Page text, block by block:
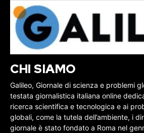
CHI SIAMO
Galileo, Giornale di scienza e problemi
testata giornalistica italiana online
ricerca scientifica e tecnologica e ai
globali, come la tutela dell’ambiente, i
giornale è stato fondato a Roma nel